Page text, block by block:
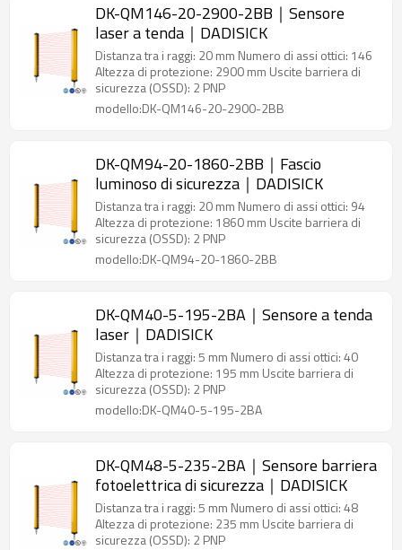
DK-QM146-20-2900-2BB｜Sensore
laser a tenda｜DADISICK
Distanza tra i raggi: 20 mm Numero di assi ottici: 146
Altezza di protezione: 2900 mm Uscite barriera di
sicurezza (OSSD): 2 PNP
modello:DK-QM146-20-2900-2BB
DK-QM94-20-1860-2BB｜Fascio
luminoso di sicurezza｜DADISICK
Distanza tra i raggi: 20 mm Numero di assi ottici: 94
Altezza di protezione: 1860 mm Uscite barriera di
sicurezza (OSSD): 2 PNP
modello:DK-QM94-20-1860-2BB
DK-QM40-5-195-2BA｜Sensore a tenda
laser｜DADISICK
Distanza tra i raggi: 5 mm Numero di assi ottici: 40
Altezza di protezione: 195 mm Uscite barriera di
sicurezza (OSSD): 2 PNP
modello:DK-QM40-5-195-2BA
DK-QM48-5-235-2BA｜Sensore barriera
fotoelettrica di sicurezza｜DADISICK
Distanza tra i raggi: 5 mm Numero di assi ottici: 48
Altezza di protezione: 235 mm Uscite barriera di
sicurezza (OSSD): 2 PNP